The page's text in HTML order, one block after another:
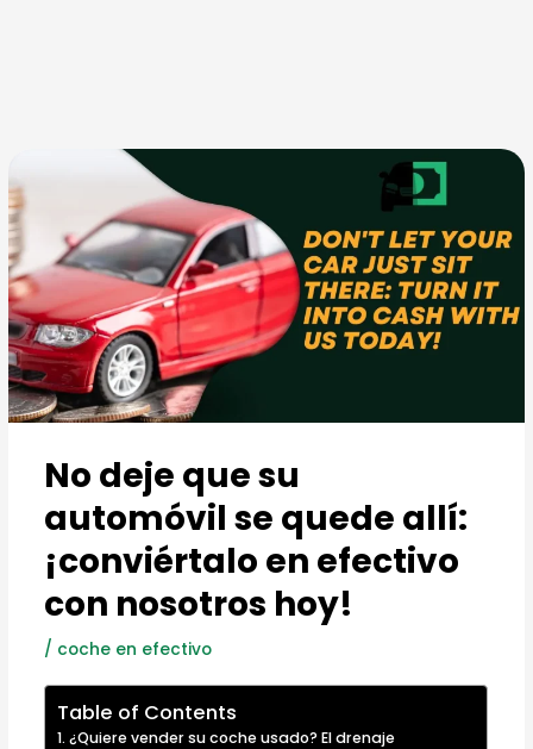
No deje que su
automóvil se quede allí:
¡conviértalo en efectivo
con nosotros hoy!
/ coche en efectivo
Table of Contents
¿Quiere vender su coche usado? El drenaje